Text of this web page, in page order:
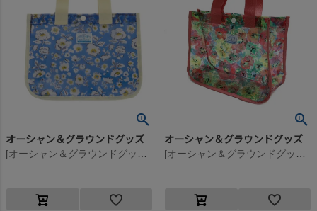
オーシャン＆グラウンドグッズ オーシャン＆グラウンドグッズ